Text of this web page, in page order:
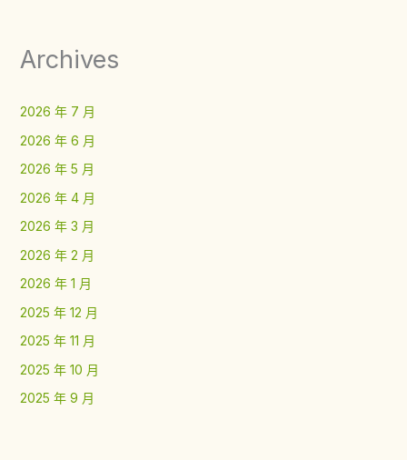
Archives
2026 年 7 月
2026 年 6 月
2026 年 5 月
2026 年 4 月
2026 年 3 月
2026 年 2 月
2026 年 1 月
2025 年 12 月
2025 年 11 月
2025 年 10 月
2025 年 9 月